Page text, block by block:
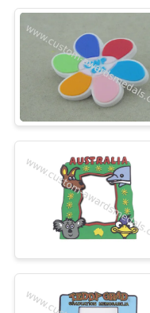
맵
PRIVACY
POLICY
주문품
기념품